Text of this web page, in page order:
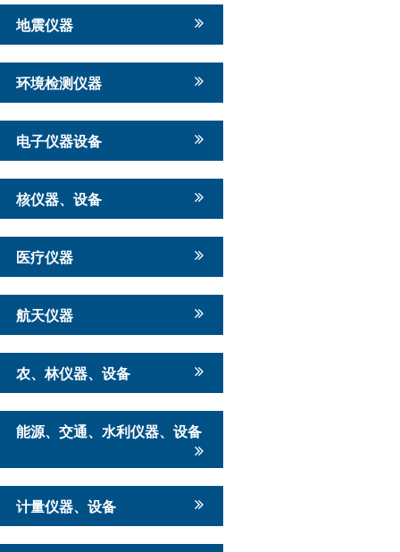
地震仪器
环境检测仪器
电子仪器设备
核仪器、设备
医疗仪器
航天仪器
农、林仪器、设备
能源、交通、水利仪器、设备
计量仪器、设备